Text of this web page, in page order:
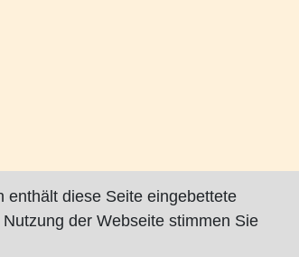
enthält diese Seite eingebettete
der Webseite stimmen Sie